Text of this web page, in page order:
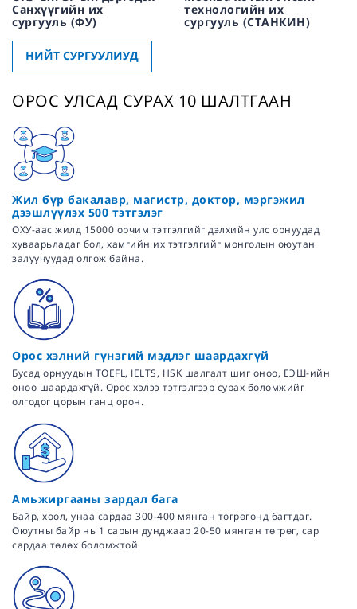
Санхүүгийн их
сургууль (ФУ)
технологийн их
сургууль (СТАНКИН)
НИЙТ СУРГУУЛИУД
ОРОС УЛСАД СУРАХ 10 ШАЛТГААН
Жил бүр бакалавр, магистр, доктор, мэргэжил
дээшлүүлэх 500 тэтгэлэг
ОХУ-аас жилд 15000 орчим тэтгэлгийг дэлхийн улс орнуудад
хуваарьладаг бол, хамгийн их тэтгэлгийг монголын оюутан
залуучуудад олгож байна.
Орос хэлний гүнзгий мэдлэг шаардахгүй
Бусад орнуудын TOEFL, IELTS, HSK шалгалт шиг оноо, ЕЭШ-ийн
оноо шаардахгүй. Орос хэлээ тэтгэлгээр сурах боломжийг
олгодог цорын ганц орон.
Амьжиргааны зардал бага
Байр, хоол, унаа сардаа 300-400 мянган төгрөгөнд багтдаг.
Оюутны байр нь 1 сарын дунджаар 20-50 мянган төгрөг, сар
сардаа төлөх боломжтой.